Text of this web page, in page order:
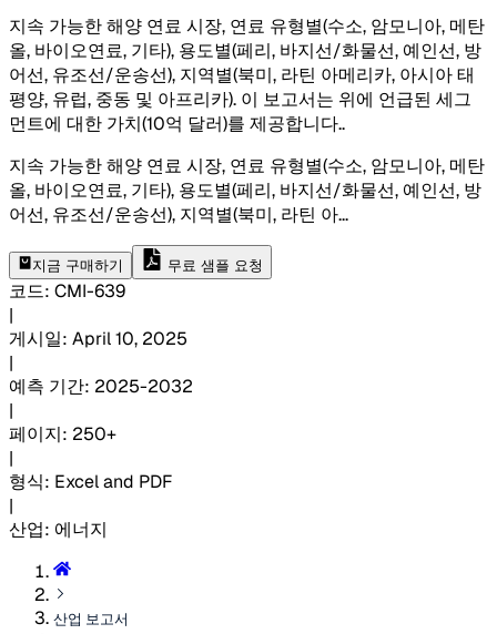
지속 가능한 해양 연료 시장, 연료 유형별(수소, 암모니아, 메탄
올, 바이오연료, 기타), 용도별(페리, 바지선/화물선, 예인선, 방
어선, 유조선/운송선), 지역별(북미, 라틴 아메리카, 아시아 태
평양, 유럽, 중동 및 아프리카). 이 보고서는 위에 언급된 세그
먼트에 대한 가치(10억 달러)를 제공합니다..
지속 가능한 해양 연료 시장, 연료 유형별(수소, 암모니아, 메탄
올, 바이오연료, 기타), 용도별(페리, 바지선/화물선, 예인선, 방
어선, 유조선/운송선), 지역별(북미, 라틴 아...
지금 구매하기 무료 샘플 요청
코드: CMI-639
|
게시일: April 10, 2025
|
예측 기간: 2025-2032
|
페이지: 250+
|
형식: Excel and PDF
|
산업: 에너지
산업 보고서